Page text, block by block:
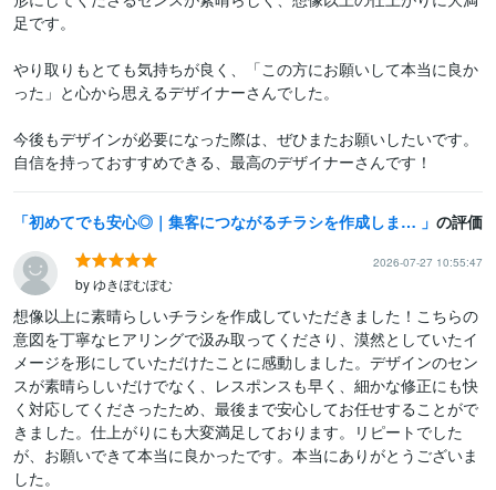
足です。
やり取りもとても気持ちが良く、「この方にお願いして本当に良か
った」と心から思えるデザイナーさんでした。
今後もデザインが必要になった際は、ぜひまたお願いしたいです。
自信を持っておすすめできる、最高のデザイナーさんです！
初めてでも安心◎｜集客につながるチラシを作成します 親しみやすさと印象設計で、行ってみたい！を引き出すデザイン の評価
2026-07-27 10:55:47
by ゆきぽむぽむ
想像以上に素晴らしいチラシを作成していただきました！こちらの
意図を丁寧なヒアリングで汲み取ってくださり、漠然としていたイ
メージを形にしていただけたことに感動しました。デザインのセン
スが素晴らしいだけでなく、レスポンスも早く、細かな修正にも快
く対応してくださったため、最後まで安心してお任せすることがで
きました。仕上がりにも大変満足しております。リピートでした
が、お願いできて本当に良かったです。本当にありがとうございま
した。